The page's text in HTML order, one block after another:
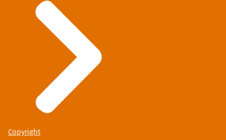
Copyright